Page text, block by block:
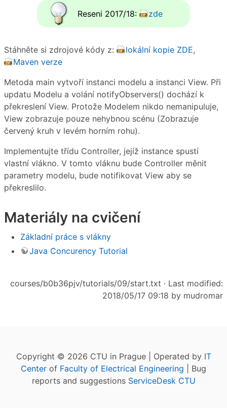
Reseni 2017/18: zde
Stáhněte si zdrojové kódy z: lokální kopie ZDE,
Maven verze
Metoda main vytvoří instanci modelu a instanci View. Při
updatu Modelu a volání notifyObservers() dochází k
překreslení View. Protože Modelem nikdo nemanipuluje,
View zobrazuje pouze nehybnou scénu (Zobrazuje
červený kruh v levém horním rohu).
Implementujte třídu Controller, jejíž instance spustí
vlastní vlákno. V tomto vláknu bude Controller měnit
parametry modelu, bude notifikovat View aby se
překreslilo.
Materiály na cvičení
Základní práce s vlákny
Java Concurency Tutorial
courses/b0b36pjv/tutorials/09/start.txt · Last modified:
2018/05/17 09:18 by mudromar
Copyright © 2026 CTU in Prague | Operated by IT
Center of Faculty of Electrical Engineering | Bug
reports and suggestions ServiceDesk CTU